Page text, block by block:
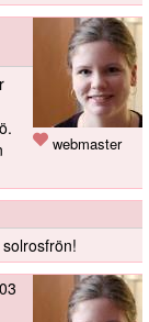
webmaster